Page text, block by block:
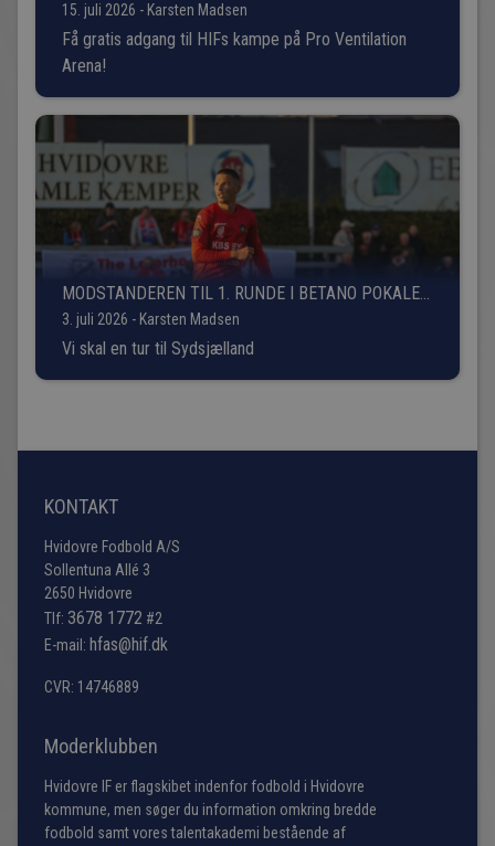
15. juli 2026 - Karsten Madsen
Få gratis adgang til HIFs kampe på Pro Ventilation
Arena!
MODSTANDEREN TIL 1. RUNDE I BETANO POKALEN
ER FUNDET!
3. juli 2026 - Karsten Madsen
Vi skal en tur til Sydsjælland
KONTAKT
Hvidovre Fodbold A/S
Sollentuna Allé 3
2650 Hvidovre
Tlf: 3678 1772 #2
E-mail: hfas@hif.dk
CVR: 14746889
Moderklubben
Hvidovre IF er flagskibet indenfor fodbold i Hvidovre
kommune, men søger du information omkring bredde
fodbold samt vores talentakademi bestående af